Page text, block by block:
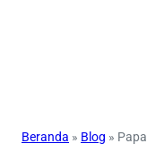
Beranda » Blog »